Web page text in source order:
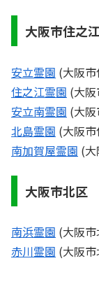
大阪市住之
安立霊園 (大阪
住之江霊園 (大
安立南霊園 (大
北島霊園 (大阪
南加賀屋霊園 (
大阪市北区
南浜霊園 (大阪
赤川霊園 (大阪